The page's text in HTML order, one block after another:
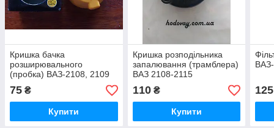
Кришка бачка
розширювального
(пробка) ВАЗ-2108, 2109
75 ₴
Купити
Кришка розподільника
запалювання (трамблера)
ВАЗ 2108-2115
110₴
Купити
125